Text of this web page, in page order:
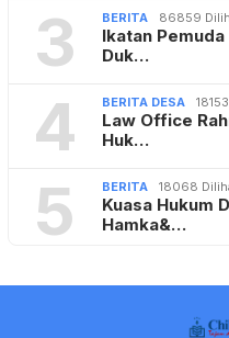
3 BERITA 86859
Ikatan
Duk…
4 BERITA DESA
Law Office
Huk…
5 BERITA 18068
Kuasa Hukum
Hamka&…